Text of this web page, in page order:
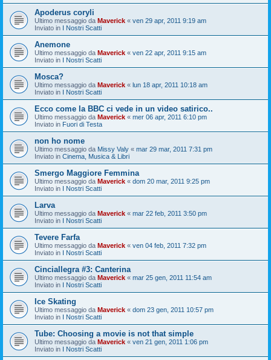
Apoderus coryli
Ultimo messaggio da Maverick « ven 29 apr, 2011 9:19 am
Inviato in I Nostri Scatti
Anemone
Ultimo messaggio da Maverick « ven 22 apr, 2011 9:15 am
Inviato in I Nostri Scatti
Mosca?
Ultimo messaggio da Maverick « lun 18 apr, 2011 10:18 am
Inviato in I Nostri Scatti
Ecco come la BBC ci vede in un video satirico..
Ultimo messaggio da Maverick « mer 06 apr, 2011 6:10 pm
Inviato in Fuori di Testa
non ho nome
Ultimo messaggio da Missy Valy « mar 29 mar, 2011 7:31 pm
Inviato in Cinema, Musica & Libri
Smergo Maggiore Femmina
Ultimo messaggio da Maverick « dom 20 mar, 2011 9:25 pm
Inviato in I Nostri Scatti
Larva
Ultimo messaggio da Maverick « mar 22 feb, 2011 3:50 pm
Inviato in I Nostri Scatti
Tevere Farfa
Ultimo messaggio da Maverick « ven 04 feb, 2011 7:32 pm
Inviato in I Nostri Scatti
Cinciallegra #3: Canterina
Ultimo messaggio da Maverick « mar 25 gen, 2011 11:54 am
Inviato in I Nostri Scatti
Ice Skating
Ultimo messaggio da Maverick « dom 23 gen, 2011 10:57 pm
Inviato in I Nostri Scatti
Tube: Choosing a movie is not that simple
Ultimo messaggio da Maverick « ven 21 gen, 2011 1:06 pm
Inviato in I Nostri Scatti